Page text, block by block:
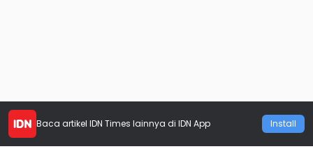
Baca artikel IDN Times lainnya di IDN App Install